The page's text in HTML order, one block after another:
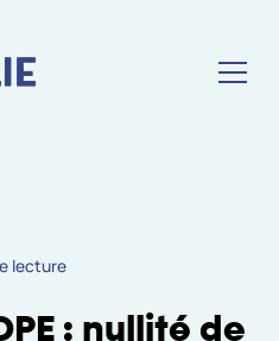
lecture
: nullité de